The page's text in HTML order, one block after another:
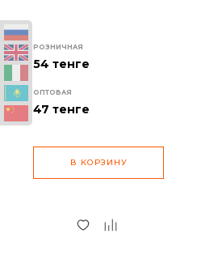
РОЗНИЧНАЯ
54 тенге
ОПТОВАЯ
47 тенге
В КОРЗИНУ